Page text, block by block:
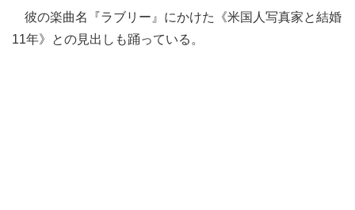
彼の楽曲名『ラブリー』にかけた《米国人写真家と結婚
11年》との見出しも踊っている。